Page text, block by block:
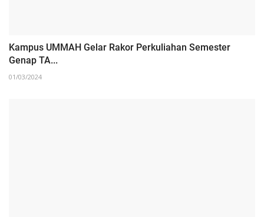
Kampus UMMAH Gelar Rakor Perkuliahan Semester
Genap TA...
01/03/2024